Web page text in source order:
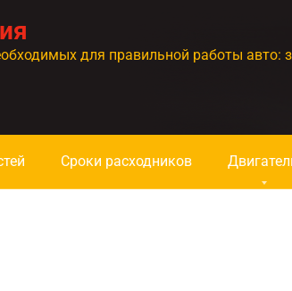
для правильной работы авто:
Сроки расходников